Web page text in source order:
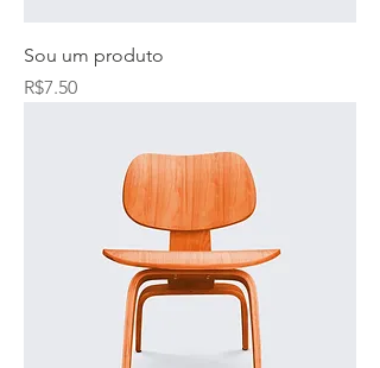
Sou um produto
Price
R$7.50